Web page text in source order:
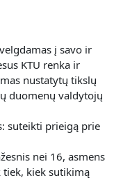
į savo ir
KTU renka ir
nustatytų tikslų
duomenų valdytojų
suteikti prieigą prie
nei 16, asmens
kiek sutikimą